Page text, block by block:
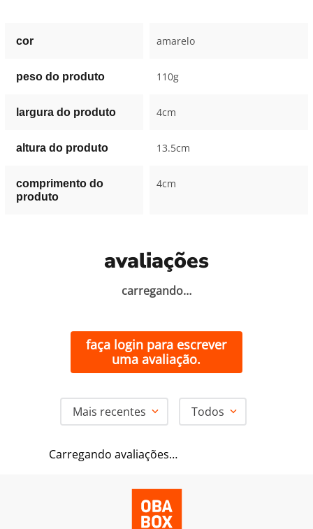
cor amarelo
peso do produto 110g
largura do produto 4cm
altura do produto 13.5cm
comprimento do
produto
4cm
avaliações
carregando…
faça login para escrever
uma avaliação.
Mais recentes Todos
Carregando avaliações…